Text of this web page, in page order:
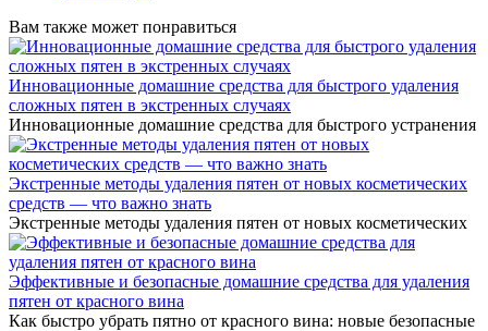
Вам также может понравиться
Инновационные домашние средства для быстрого удаления
сложных пятен в экстренных случаях
Инновационные домашние средства для быстрого устранения
Экстренные методы удаления пятен от новых косметических
средств — что важно знать
Экстренные методы удаления пятен от новых косметических
Эффективные и безопасные домашние средства для удаления
пятен от красного вина
Как быстро убрать пятно от красного вина: новые безопасные